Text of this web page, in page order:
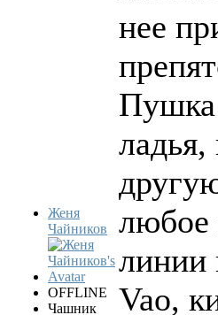
Женя
Чайников
OFFLINE
Чашник
нее
Пушка
ладья,
любое
линии
Vao,